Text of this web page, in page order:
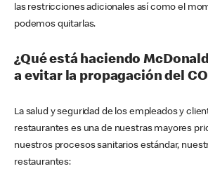
las restricciones adicionales así como el
podemos quitarlas.
¿Qué está haciendo
a evitar la propagación del
La salud y seguridad de los empleados y
restaurantes es una de nuestras mayores
nuestros procesos sanitarios estándar,
restaurantes: